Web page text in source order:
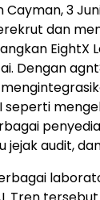
Cayman, 3
dan
EightX
Dengan
seperti
jejak audit,